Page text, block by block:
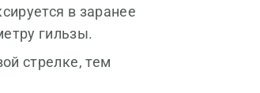
в заранее
гильзы.
стрелке, тем